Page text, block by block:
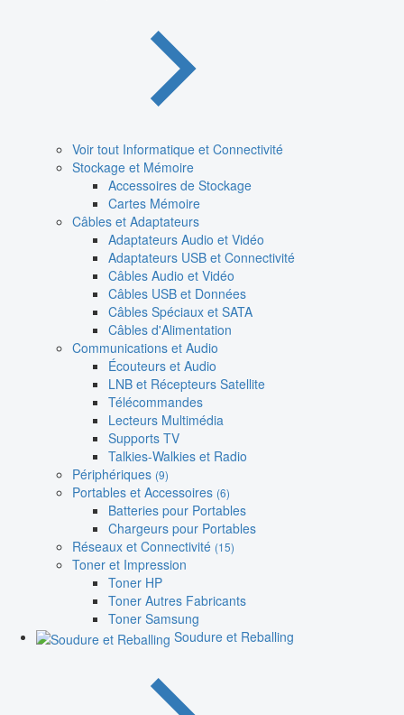
Voir tout Informatique et Connectivité
Stockage et Mémoire
Accessoires de Stockage
Cartes Mémoire
Câbles et Adaptateurs
Adaptateurs Audio et Vidéo
Adaptateurs USB et Connectivité
Câbles Audio et Vidéo
Câbles USB et Données
Câbles Spéciaux et SATA
Câbles d'Alimentation
Communications et Audio
Écouteurs et Audio
LNB et Récepteurs Satellite
Télécommandes
Lecteurs Multimédia
Supports TV
Talkies-Walkies et Radio
Périphériques (9)
Portables et Accessoires (6)
Batteries pour Portables
Chargeurs pour Portables
Réseaux et Connectivité (15)
Toner et Impression
Toner HP
Toner Autres Fabricants
Toner Samsung
Soudure et Reballing